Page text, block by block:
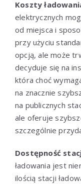
Koszty
elektrycznych
od miejsca i
przy użyciu
opcją, ale może
decyduje się na
która choć
na znacznie
na publicznych
ale oferuje
szczególnie
Dostępność
ładowania jest
ilością stacji